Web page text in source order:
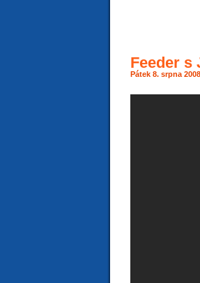
Feeder s
Pátek 8. srpna